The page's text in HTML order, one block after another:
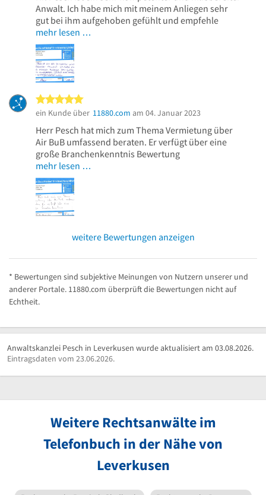
Anwalt. Ich habe mich mit meinem Anliegen sehr
gut bei ihm aufgehoben gefühlt und empfehle
mehr lesen …
ein Kunde über 11880.com am 04. Januar 2023
Herr Pesch hat mich zum Thema Vermietung über
Air BuB umfassend beraten. Er verfügt über eine
große Branchenkenntnis Bewertung
mehr lesen …
weitere Bewertungen anzeigen
* Bewertungen sind subjektive Meinungen von Nutzern unserer und
anderer Portale. 11880.com überprüft die Bewertungen nicht auf
Echtheit.
Anwaltskanzlei Pesch in Leverkusen wurde aktualisiert am 03.08.2026.
Eintragsdaten vom 23.06.2026.
Weitere Rechtsanwälte im
Telefonbuch in der Nähe von
Leverkusen